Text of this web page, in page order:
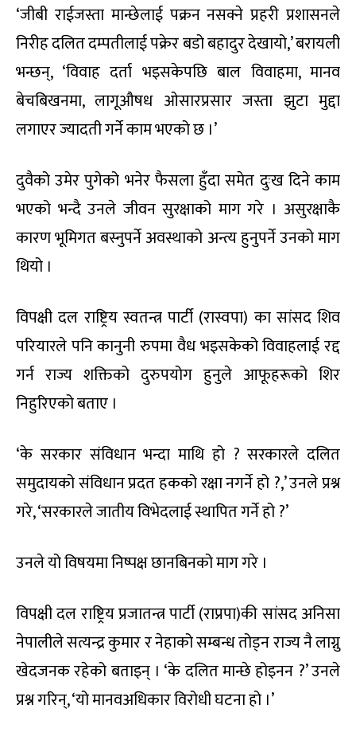
‘जीबी राईजस्ता मान्छेलाई पक्रन नसक्ने प्रहरी प्रशासनले
निरीह दलित दम्पतीलाई पक्रेर बडो बहादुर देखायो,’ बरायली
भन्छन्, ‘विवाह दर्ता भइसकेपछि बाल विवाहमा, मानव
बेचबिखनमा, लागूऔषध ओसारप्रसार जस्ता झुटा मुद्दा
लगाएर ज्यादती गर्ने काम भएको छ ।’
दुवैको उमेर पुगेको भनेर फैसला हुँदा समेत दुःख दिने काम
भएको भन्दै उनले जीवन सुरक्षाको माग गरे । असुरक्षाकै
कारण भूमिगत बस्नुपर्ने अवस्थाको अन्त्य हुनुपर्ने उनको माग
थियो ।
विपक्षी दल राष्ट्रिय स्वतन्त्र पार्टी (रास्वपा) का सांसद शिव
परियारले पनि कानुनी रुपमा वैध भइसकेको विवाहलाई रद्द
गर्न राज्य शक्तिको दुरुपयोग हुनुले आफूहरूको शिर
निहुरिएको बताए ।
‘के सरकार संविधान भन्दा माथि हो ? सरकारले दलित
समुदायको संविधान प्रदत हकको रक्षा नगर्ने हो ?,’ उनले प्रश्न
गरे, ‘सरकारले जातीय विभेदलाई स्थापित गर्ने हो ?’
उनले यो विषयमा निष्पक्ष छानबिनको माग गरे ।
विपक्षी दल राष्ट्रिय प्रजातन्त्र पार्टी (राप्रपा)की सांसद अनिसा
नेपालीले सत्यन्द्र कुमार र नेहाको सम्बन्ध तोड्न राज्य नै लाग्नु
खेदजनक रहेको बताइन् । ‘के दलित मान्छे होइनन ?’ उनले
प्रश्न गरिन्, ‘यो मानवअधिकार विरोधी घटना हो ।’